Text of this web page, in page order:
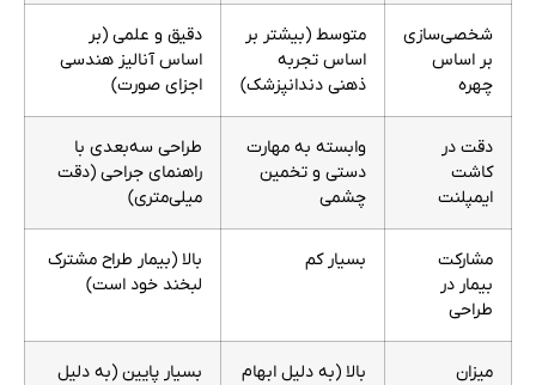
شخصی‌سازی
بر اساس
چهره
متوسط (بیشتر بر
اساس تجربه
ذهنی دندانپزشک)
دقیق و علمی (بر
اساس آنالیز هندسی
اجزای صورت)
دقت در
کاشت
ایمپلنت
وابسته به مهارت
دستی و تخمین
چشمی
طراحی سه‌بعدی با
راهنمای جراحی (دقت
میلی‌متری)
مشارکت
بیمار در
طراحی
بسیار کم
بالا (بیمار طراح مشترک
لبخند خود است)
میزان
بالا (به دلیل ابهام
بسیار پایین (به دلیل